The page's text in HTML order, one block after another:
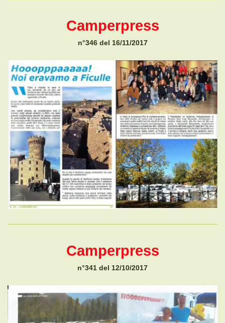
Camperpress
n°346 del 16/11/2017
Camperpress
n°341 del 12/10/2017